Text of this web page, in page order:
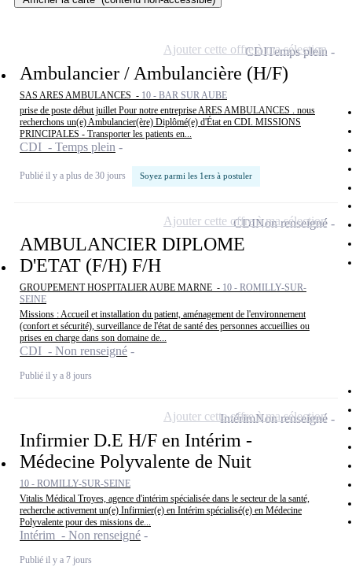
Ambulancier / Ambulancière (H/F)
SAS ARES AMBULANCES - 10 - BAR SUR AUBE
prise de poste début juillet Pour notre entreprise ARES AMBULANCES . nous
recherchons un(e) Ambulancier(ère) Diplômé(e) d'État en CDI. MISSIONS
PRINCIPALES - Transporter les patients en...
CDI - Temps plein
Publié il y a plus de 30 jours Soyez parmi les 1ers à postuler
CDITemps plein
Ajouter cette offre à ma sélection
AMBULANCIER DIPLOME
D'ETAT (F/H) F/H
GROUPEMENT HOSPITALIER AUBE MARNE - 10 - ROMILLY-SUR-
SEINE
Missions : Accueil et installation du patient, aménagement de l'environnement
(confort et sécurité), surveillance de l'état de santé des personnes accueillies ou
prises en charge dans son domaine de...
CDI - Non renseigné
Publié il y a 8 jours
CDINon renseigné
Ajouter cette offre à ma sélection
Infirmier D.E H/F en Intérim -
Médecine Polyvalente de Nuit
10 - ROMILLY-SUR-SEINE
Vitalis Médical Troyes, agence d'intérim spécialisée dans le secteur de la santé,
recherche activement un(e) Infirmier(e) en Intérim spécialisé(e) en Médecine
Polyvalente pour des missions de...
Intérim - Non renseigné
Publié il y a 7 jours
IntérimNon renseigné
Ajouter cette offre à ma sélection